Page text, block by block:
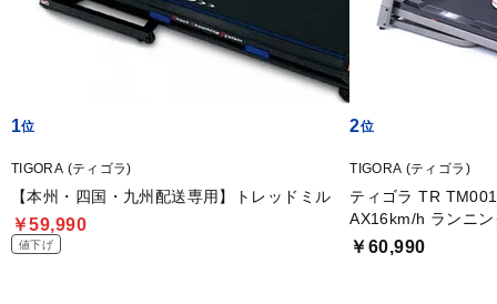
1
TIGORA (ティゴラ)
【本州・四国・九州配送専用】トレッドミル
￥59,990
値下げ
2
TIGORA (ティゴラ)
ティゴラ TR
AX16km/h ランニ
ニングマシン 家庭
￥60,990